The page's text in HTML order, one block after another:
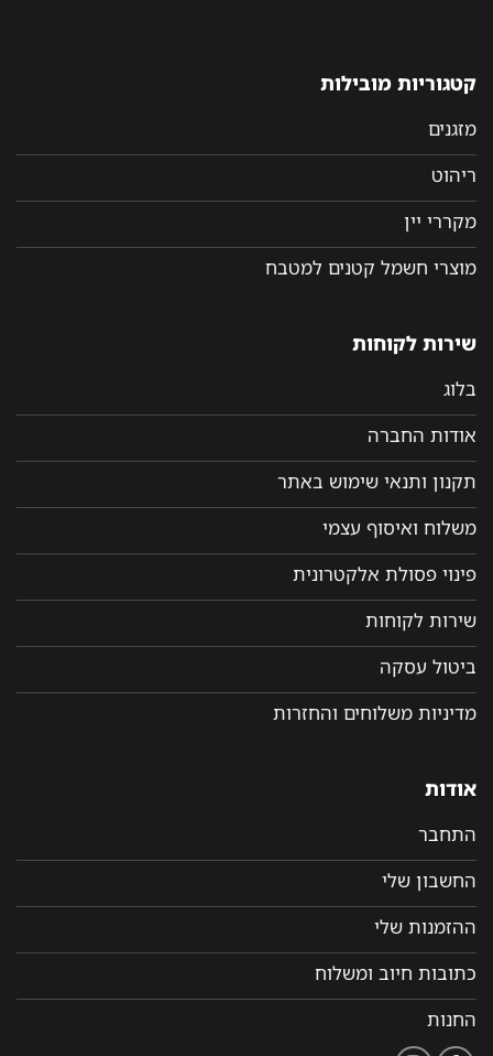
קטגוריות מובילות
מזגנים
ריהוט
מקררי יין
מוצרי חשמל קטנים למטבח
שירות לקוחות
בלוג
אודות החברה
תקנון ותנאי שימוש באתר
משלוח ואיסוף עצמי
פינוי פסולת אלקטרונית
שירות לקוחות
ביטול עסקה
מדיניות משלוחים והחזרות
אודות
התחבר
החשבון שלי
ההזמנות שלי
כתובות חיוב ומשלוח
החנות